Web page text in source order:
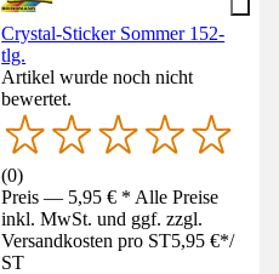
Crystal-Sticker Sommer 152-
tlg.
Artikel wurde noch nicht
bewertet.
(0)
Preis — 5,95 € * Alle Preise
inkl. MwSt. und ggf. zzgl.
Versandkosten pro ST5,95 €*/
ST